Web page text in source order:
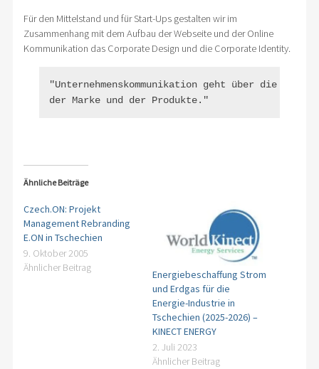
Für den Mittelstand und für Start-Ups gestalten wir im
Zusammenhang mit dem Aufbau der Webseite und der Online
Kommunikation das Corporate Design und die Corporate Identity.
"Unternehmenskommunikation geht über die
der Marke und der Produkte."
Ähnliche Beiträge
Czech.ON: Projekt
Management Rebranding
E.ON in Tschechien
9. Oktober 2005
Ähnlicher Beitrag
Energiebeschaffung Strom
und Erdgas für die
Energie-Industrie in
Tschechien (2025-2026) –
KINECT ENERGY
2. Juli 2023
Ähnlicher Beitrag